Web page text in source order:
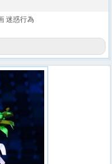
迷惑行為